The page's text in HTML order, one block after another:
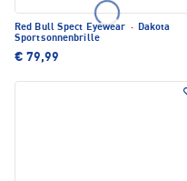
Red Bull Spect Eyewear · Dakota
Sportsonnenbrille
€ 79,99